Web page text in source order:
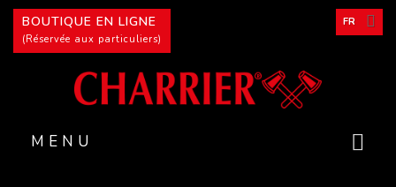
MENU
FR
BOUTIQUE EN LIGNE
(Réservée aux particuliers)
Panneau de gestion des cookies